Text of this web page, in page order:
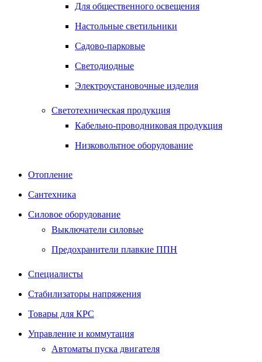
Для общественного освещения
Настольные светильники
Садово-парковые
Светодиодные
Электроустановочные изделия
Светотехническая продукция
Кабельно-проводниковая продукция
Низковольтное оборудование
Отопление
Сантехника
Силовое оборудование
Выключатели силовые
Предохранители плавкие ППН
Специалисты
Стабилизаторы напряжения
Товары для КРС
Управление и коммутация
Автоматы пуска двигателя